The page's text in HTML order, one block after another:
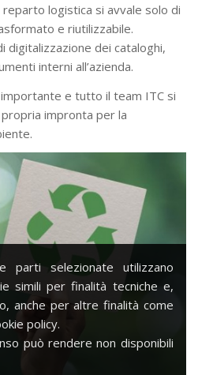
logistica si avvale solo di
e riutilizzabile.
digitalizzazione dei cataloghi,
interni all’azienda.
e tutto il team ITC si
impronta per la
parti selezionate utilizzano
simili per finalità tecniche e,
anche per altre finalità come
policy.
può rendere non disponibili